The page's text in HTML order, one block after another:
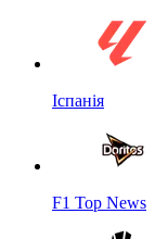
Іспанія
F1 Top News